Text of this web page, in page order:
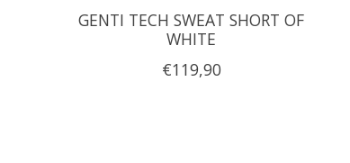
GENTI TECH SWEAT SHORT OF
WHITE
€119,90